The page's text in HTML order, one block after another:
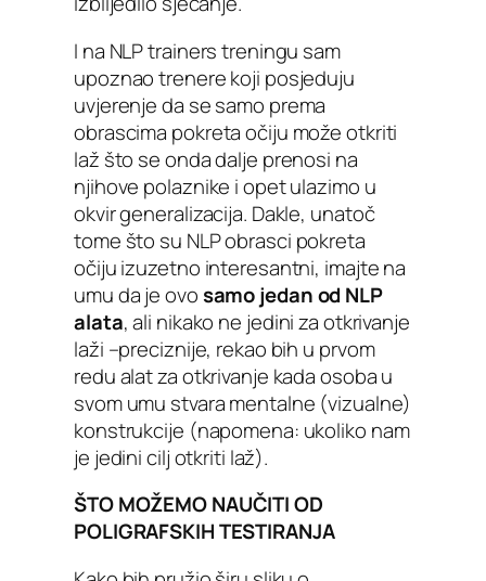
I na NLP trainers treningu sam
upoznao trenere koji posjeduju
uvjerenje da se samo prema
obrascima pokreta očiju može otkriti
laž što se onda dalje prenosi na
njihove polaznike i opet ulazimo u
okvir generalizacija. Dakle, unatoč
tome što su NLP obrasci pokreta
očiju izuzetno interesantni, imajte na
umu da je ovosamo jedan od NLP
alata, ali nikako ne jedini za otkrivanje
laži –preciznije, rekao bih u prvom
redu alat za otkrivanje kada osoba u
svom umu stvara mentalne (vizualne)
konstrukcije (napomena: ukoliko nam
je jedini cilj otkriti laž).
ŠTO MOŽEMO NAUČITI OD
POLIGRAFSKIH TESTIRANJA